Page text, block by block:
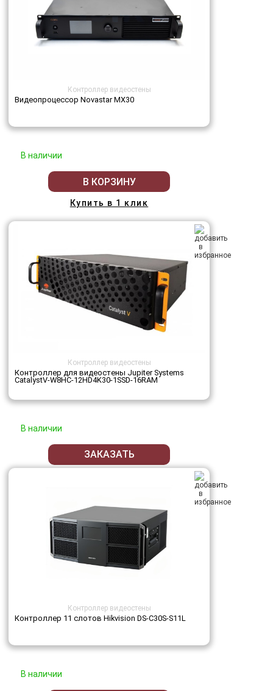
Контроллер видеостены
Видеопроцессор Novastar MX30
В наличии
В КОРЗИНУ
Купить в 1 клик
Контроллер видеостены
Контроллер для видеостены Jupiter Systems
CatalystV-W8HC-12HD4K30-1SSD-16RAM
В наличии
ЗАКАЗАТЬ
Контроллер видеостены
Контроллер 11 слотов Hikvision DS-C30S-S11L
В наличии